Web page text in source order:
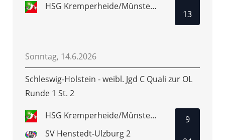
HSG Kremperheide/Münsterdorf
13
Sonntag, 14.6.2026
Schleswig-Holstein - weibl. Jgd C Quali zur OL
Runde 1 St. 2
HSG Kremperheide/Münsterdorf
SV Henstedt-Ulzburg 2
9